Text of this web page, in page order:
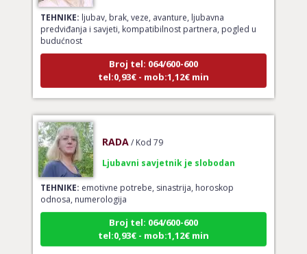
TEHNIKE:ljubav, brak, veze, avanture, ljubavna
predviđanja i savjeti, kompatibilnost partnera, pogled u
budućnost
Broj tel: 064/600-600
tel:0,93€ - mob:1,12€ min
TEHNIKE:emotivne potrebe, sinastrija, horoskop
odnosa, numerologija
Broj tel: 064/600-600
tel:0,93€ - mob:1,12€ min